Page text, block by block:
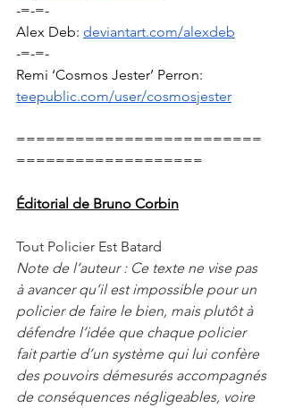
-=-=-
Alex Deb: deviantart.com/alexdeb
-=-=-
Remi ‘Cosmos Jester’ Perron:
teepublic.com/user/cosmosjester
=========================
===================
Éditorial de Bruno Corbin
Tout Policier Est Batard
Note de l’auteur : Ce texte ne vise pas
à avancer qu’il est impossible pour un
policier de faire le bien, mais plutôt à
défendre l’idée que chaque policier
fait partie d’un système qui lui confère
des pouvoirs démesurés accompagnés
de conséquences négligeables, voire